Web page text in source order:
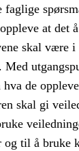
faglige
at det
skal være
Med
hva de
skal gi
til å bruke